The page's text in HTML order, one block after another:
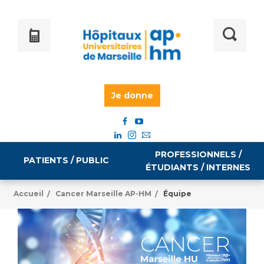
Je donne
PATIENTS / PUBLIC
Informations pratiques
Accès à votre dossier médical
PROFESSIONNELS /
ÉTUDIANTS / INTERNES
Égalité professionnelle
Emploi / formation
Accueil / Cancer Marseille AP-HM / Équipe